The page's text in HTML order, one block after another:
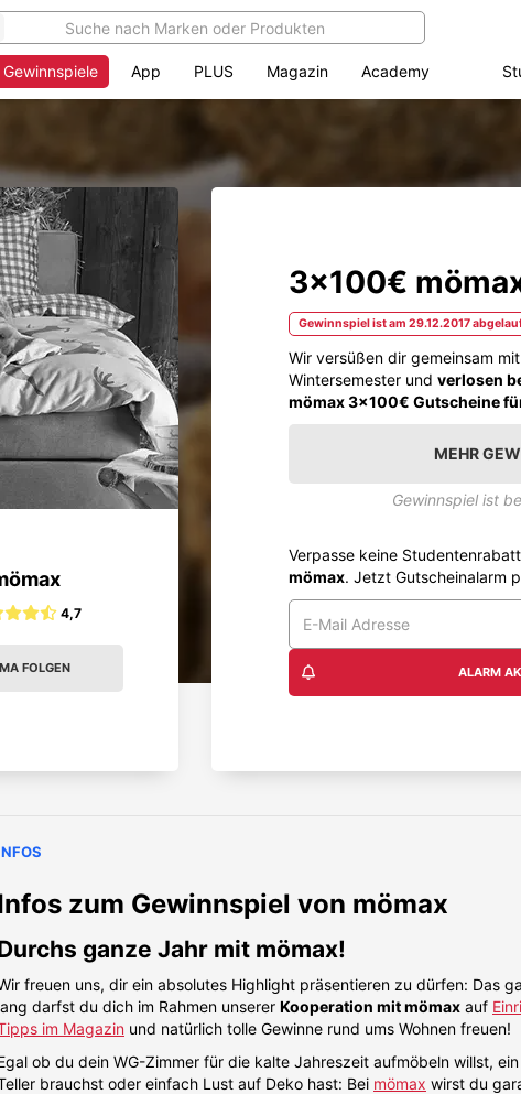
Gewinnspiele App PLUS Magazin Academy
4,7
FOLGEN
3x100€
Gewinnspiel ist am 29.12.2017
Wir versüßen dir gemeinsam mit
Wintersemester und verlosen
mömax 3x100€ Gutscheine
MEHR
Gewinnspiel ist
Verpasse keine
mömax. Jetzt Gutscheinalarm
ALARM
zum Gewinnspiel von mömax
ganze Jahr mit mömax!
freuen uns, dir ein absolutes Highlight präsentieren zu dürfen: Das
darfst du dich im Rahmen unserer Kooperation mit mömax auf
im Magazin und natürlich tolle Gewinne rund ums Wohnen freuen!
ob du dein WG-Zimmer für die kalte Jahreszeit aufmöbeln willst,
brauchst oder einfach Lust auf Deko hast: Bei mömax wirst du